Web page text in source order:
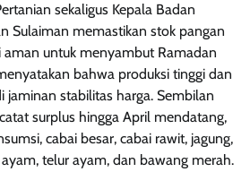
sekaligus Kepala Badan
Sulaiman memastikan stok pangan
untuk menyambut Ramadan
bahwa produksi tinggi dan
stabilitas harga. Sembilan
surplus hingga April mendatang,
cabai besar, cabai rawit, jagung,
telur ayam, dan bawang merah.